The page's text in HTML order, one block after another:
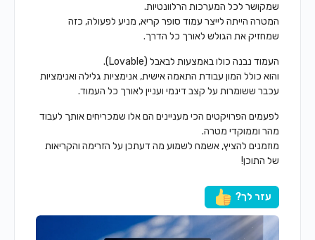
שמקושר לכל המערכות הרלוונטיות.
המטרה הייתה לייצר עמוד סופר קריא, מניע לפעולה, כזה
שמחזיק את הגולש לאורך כל הדרך.
העמוד נבנה כולו באמצעות לבאבל (Lovable).
והוא כולל המון עבודת התאמה אישית, אנימציות גלילה ואנימציות
עכבר ששומרות על קצב דינמי ועניין לאורך כל העמוד.
לפעמים הפרויקטים הכי מעניינים הם אלו שמכריחים אותך לעבוד
מהר וממוקדי מטרה.
מוזמנים להציץ, אשמח לשמוע מה דעתכן על הזרימה והקריאות
של התוכן!
עזר לך?